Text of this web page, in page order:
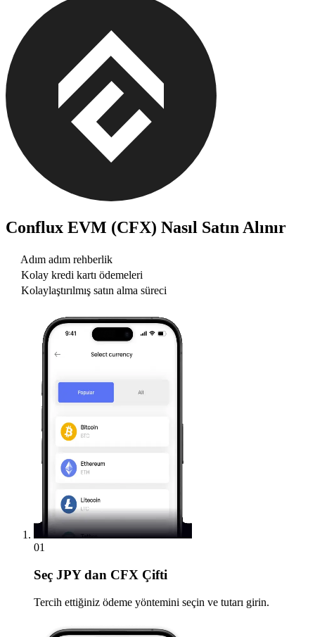
Conflux EVM (CFX) Nasıl Satın Alınır
Adım adım rehberlik
Kolay kredi kartı ödemeleri
Kolaylaştırılmış satın alma süreci
01
Seç JPY dan CFX Çifti
Tercih ettiğiniz ödeme yöntemini seçin ve tutarı girin.